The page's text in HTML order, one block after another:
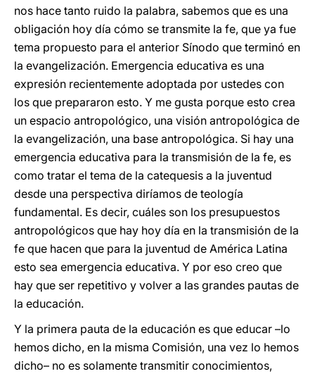
nos hace tanto ruido la palabra, sabemos que es una
obligación hoy día cómo se transmite la fe, que ya fue
tema propuesto para el anterior Sínodo que terminó en
la evangelización. Emergencia educativa es una
expresión recientemente adoptada por ustedes con
los que prepararon esto. Y me gusta porque esto crea
un espacio antropológico, una visión antropológica de
la evangelización, una base antropológica. Si hay una
emergencia educativa para la transmisión de la fe, es
como tratar el tema de la catequesis a la juventud
desde una perspectiva diríamos de teología
fundamental. Es decir, cuáles son los presupuestos
antropológicos que hay hoy día en la transmisión de la
fe que hacen que para la juventud de América Latina
esto sea emergencia educativa. Y por eso creo que
hay que ser repetitivo y volver a las grandes pautas de
la educación.
Y la primera pauta de la educación es que educar –lo
hemos dicho, en la misma Comisión, una vez lo hemos
dicho– no es solamente transmitir conocimientos,